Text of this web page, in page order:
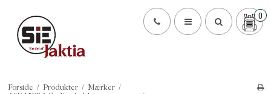
0
Forside / Produkter / Mærker /